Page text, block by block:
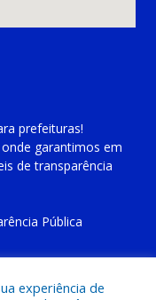
prefeituras!
garantimos em
de transparência
Pública
experiência de